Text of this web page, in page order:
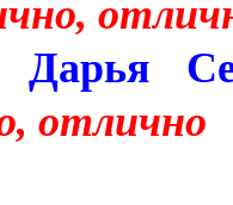
Дарья
отлично